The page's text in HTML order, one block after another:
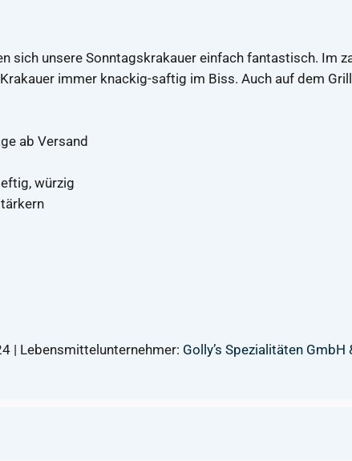
sich unsere Sonntagskrakauer einfach fantastisch. Im
immer knackig-saftig im Biss. Auch auf dem
ab Versand
würzig
| Lebensmittelunternehmer: Golly’s Spezialitäten GmbH